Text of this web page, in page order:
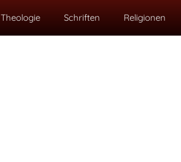
Theologie Schriften Religionen